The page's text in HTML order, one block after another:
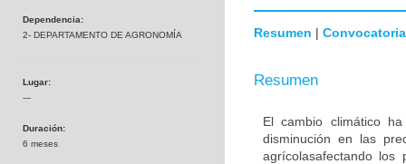
Dependencia:
2- DEPARTAMENTO DE AGRONOMÍA
Lugar:
---
Duración:
6 meses
Resumen | Convocatoria
Resumen
El cambio climático
disminución en las
agrícolasafectando